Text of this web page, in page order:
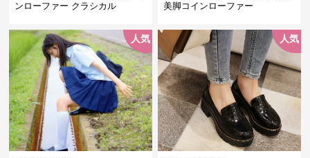
ンローファー クラシカル
美脚コインローファー
人気 人気